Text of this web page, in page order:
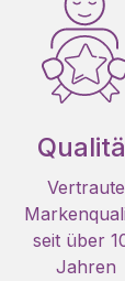
Vertraute
seit über
Jahren